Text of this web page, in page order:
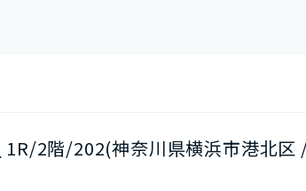
1R/2階/202(神奈川県横浜市港北区